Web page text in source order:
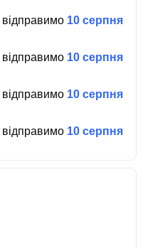
відправимо 10 серпня
відправимо 10 серпня
відправимо 10 серпня
відправимо 10 серпня